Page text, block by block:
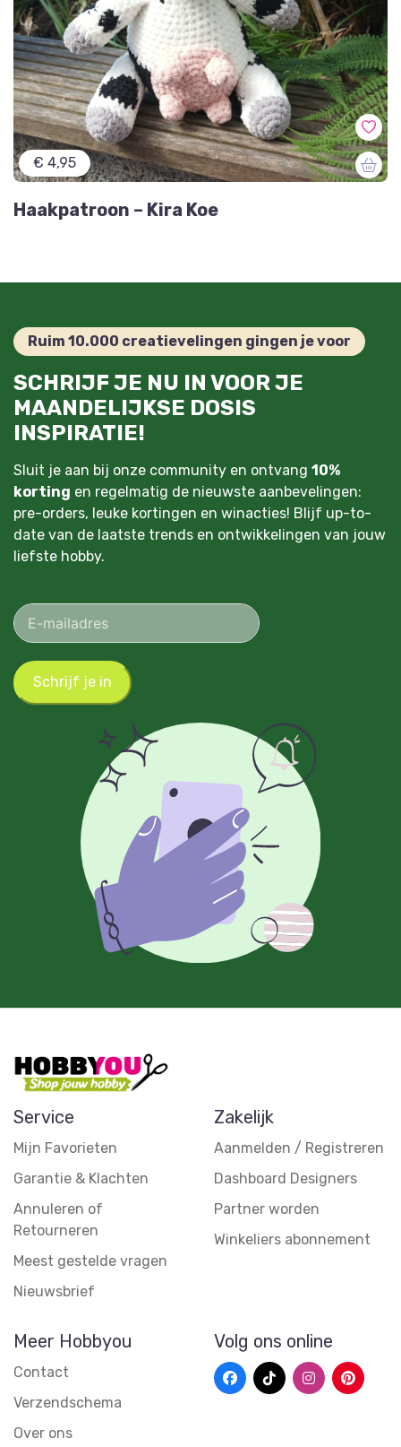
€ 4,95
Haakpatroon – Kira Koe
Ruim 10.000 creatievelingen gingen je voor
SCHRIJF JE NU IN VOOR JE
MAANDELIJKSE DOSIS
INSPIRATIE!
Sluit je aan bij onze community en ontvang 10%
korting en regelmatig de nieuwste aanbevelingen:
pre-orders, leuke kortingen en winacties! Blijf up-to-
date van de laatste trends en ontwikkelingen van jouw
liefste hobby.
Schrijf je in
Service
Mijn Favorieten
Garantie & Klachten
Annuleren of
Retourneren
Meest gestelde vragen
Nieuwsbrief
Zakelijk
Aanmelden / Registreren
Dashboard Designers
Partner worden
Winkeliers abonnement
Meer Hobbyou
Contact
Verzendschema
Over ons
Volg ons online